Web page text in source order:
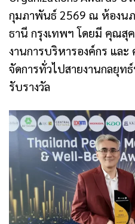
กุมภาพันธ์ 2569 ณ ห้องน
ธานี กรุงเทพฯ โดยมี คุณ
งานการบริหารองค์กร แล
จัดการทั่วไปสายงานกลยุท
รับรางวัล